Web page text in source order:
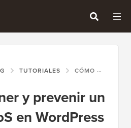
TUTORIALES CÓMO DETENER Y PREVENIR UN ATAQUE DDOS EN WORDPRESS
y prevenir un
en WordPress